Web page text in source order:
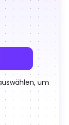
um